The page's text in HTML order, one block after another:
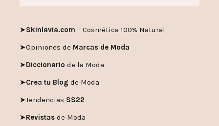
👀 TE PUEDE INTERESAR …
➤ Skinlavia.com
– Cosmética 100% Natural
➤Opiniones deMarcas de Moda
➤ Diccionario
de la Moda